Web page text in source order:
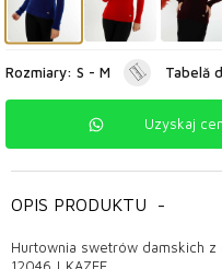
Rozmiary: S - M Tabelă
Uzyskaj
OPIS PRODUKTU -
Hurtownia swetrów damskich